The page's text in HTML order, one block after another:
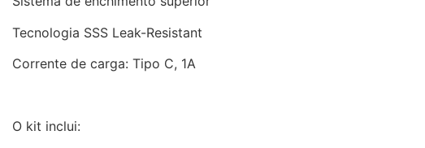
Tecnologia SSS Leak-Resistant
Corrente de carga: Tipo C, 1A
O kit inclui: